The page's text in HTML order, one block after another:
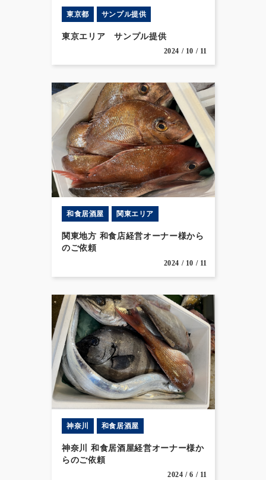
東京都 サンプル提供
東京エリア サンプル提供
2024 / 10 / 11
和食居酒屋 関東エリア
関東地方 和食店経営オーナー様から
のご依頼
2024 / 10 / 11
神奈川 和食居酒屋
神奈川 和食居酒屋経営オーナー様か
らのご依頼
2024 / 6 / 11